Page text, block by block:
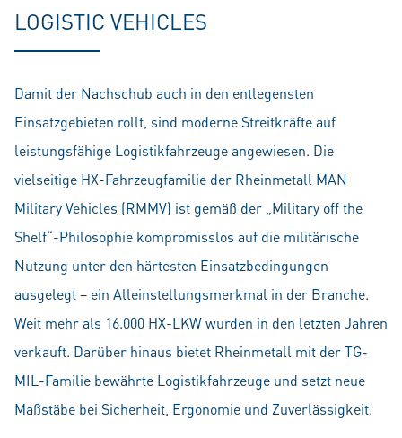
LOGISTIC VEHICLES
Damit der Nachschub auch in den entlegensten
Einsatzgebieten rollt, sind moderne Streitkräfte auf
leistungsfähige Logistikfahrzeuge angewiesen. Die
vielseitige HX-Fahrzeugfamilie der Rheinmetall MAN
Military Vehicles (RMMV) ist gemäß der „Military off the
Shelf“-Philosophie kompromisslos auf die militärische
Nutzung unter den härtesten Einsatzbedingungen
ausgelegt – ein Alleinstellungsmerkmal in der Branche.
Weit mehr als 16.000 HX-LKW wurden in den letzten Jahren
verkauft. Darüber hinaus bietet Rheinmetall mit der TG-
MIL-Familie bewährte Logistikfahrzeuge und setzt neue
Maßstäbe bei Sicherheit, Ergonomie und Zuverlässigkeit.